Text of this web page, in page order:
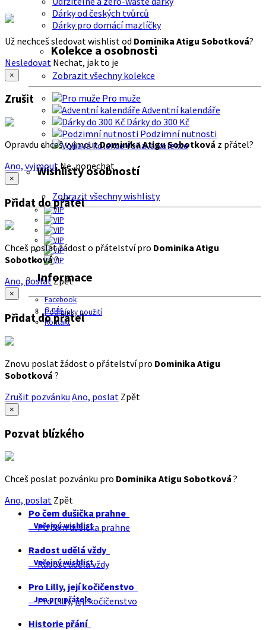
Dárky od českých tvůrců
Dárky pro domácí mazlíčky
Kolekce a osobnosti
Zobrazit všechny kolekce
Pro muže
Adventní kalendáře
Dárky do 300 Kč
Podzimní nutnosti
Voňavá kolekce
Wishlisty osobností
Zobrazit všechny wishlisty
Informace
Facebook
O nás
Podmínky použití
Kontakt
Už nechceš sledovat wishlist od Dominika Atigu Sobotková?
Nesledovat Nechat, jak to je
×
Zrušit
Opravdu chceš vyjmoutDominika Atigu Sobotková z přátel?
Ano, vyjmout Ne, ponechat
×
Přidat do přátel
Chceš poslat žádost o přátelství pro Dominika Atigu
Sobotková?
Ano, poslatZpět
×
Přidat do přátel
Znovu poslat žádost o přátelství pro Dominika Atigu
Sobotková ?
Zrušit pozvánku Ano, poslat Zpět
×
Pozvat blízkého
Chceš poslat pozvánku pro Dominika Atigu Sobotková ?
Ano, poslat Zpět
Po čem dušička prahne
Veřejný wishlist
Po čem dušička prahne
Radost udělá vždy
Veřejný wishlist
Radost udělá vždy
Pro Lilly, její kočičenstvo
Jen pro přátele
Pro Lilly, její kočičenstvo
Historie přání